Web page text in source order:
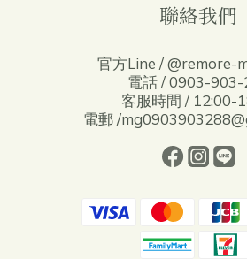
聯絡我們
官方Line / @remore-
電話 / 0903-903-
客服時間 / 12:00-
電郵 /